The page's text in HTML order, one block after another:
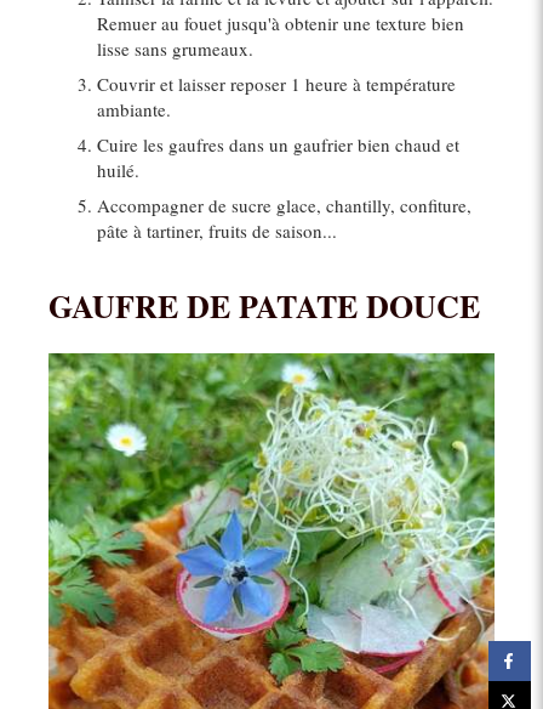
Remuer au fouet jusqu'à obtenir une texture bien
lisse sans grumeaux.
Couvrir et laisser reposer 1 heure à température
ambiante.
Cuire les gaufres dans un gaufrier bien chaud et
huilé.
Accompagner de sucre glace, chantilly, confiture,
pâte à tartiner, fruits de saison...
GAUFRE DE PATATE DOUCE